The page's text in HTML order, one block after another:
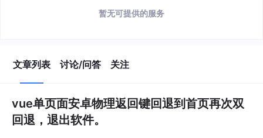
暂无可提供的服务
文章列表 讨论/问答 关注
vue单页面安卓物理返回键回退到首页再次双
回退，退出软件。